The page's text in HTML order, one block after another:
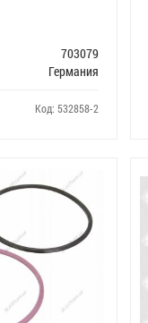
703079
Германия
Код: 532858-2